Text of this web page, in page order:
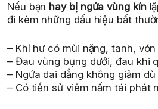
Nếu bạn hay bị ngứa vùng kín
đi kèm những dấu hiệu bất
– Khí hư có mùi nặng, tanh,
– Đau vùng bụng dưới, đau khi
– Ngứa dai dẳng không giảm
– Có tiền sử viêm nấm tái phát